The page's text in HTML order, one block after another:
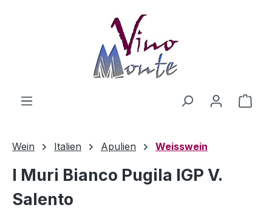
Wein Italien Apulien Weisswein
I Muri Bianco Pugila IGP V.
Salento